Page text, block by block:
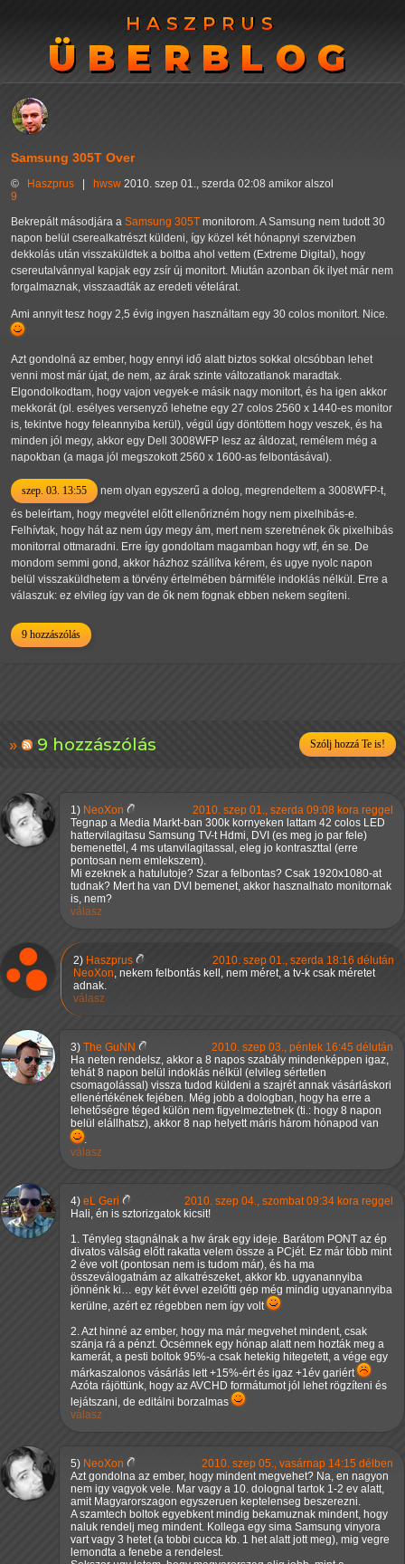
HASZPRUS
ÜBERBLOG
HASZPRUS
ÜBERBLOG
Samsung 305T Over
© Haszprus hwsw 2010. szep 01., szerda 02:08 amikor alszol
9
Bekrepált másodjára a Samsung 305T monitorom. A Samsung nem tudott 30
napon belül cserealkatrészt küldeni, így közel két hónapnyi szervizben
dekkolás után visszaküldtek a boltba ahol vettem (Extreme Digital), hogy
csereutalvánnyal kapjak egy zsír új monitort. Miután azonban ők ilyet már nem
forgalmaznak, visszaadták az eredeti vételárat.
Ami annyit tesz hogy 2,5 évig ingyen használtam egy 30 colos monitort. Nice.
Azt gondolná az ember, hogy ennyi idő alatt biztos sokkal olcsóbban lehet
venni most már újat, de nem, az árak szinte változatlanok maradtak.
Elgondolkodtam, hogy vajon vegyek-e másik nagy monitort, és ha igen akkor
mekkorát (pl. esélyes versenyző lehetne egy 27 colos 2560 x 1440-es monitor
is, tekintve hogy feleannyiba kerül), végül úgy döntöttem hogy veszek, és ha
minden jól megy, akkor egy Dell 3008WFP lesz az áldozat, remélem még a
napokban (a maga jól megszokott 2560 x 1600-as felbontásával).
szep. 03. 13:55
nem olyan egyszerű a dolog, megrendeltem a 3008WFP-t,
és beleírtam, hogy megvétel előtt ellenőrizném hogy nem pixelhibás-e.
Felhívtak, hogy hát az nem úgy megy ám, mert nem szeretnének ők pixelhibás
monitorral ottmaradni. Erre így gondoltam magamban hogy wtf, én se. De
mondom semmi gond, akkor házhoz szállítva kérem, és ugye nyolc napon
belül visszaküldhetem a törvény értelmében bármiféle indoklás nélkül. Erre a
válaszuk: ez elvileg így van de ők nem fognak ebben nekem segíteni.
9 hozzászólás
9 hozzászólás Szólj hozzá Te is!
1) NeoXon
2010. szep 01., szerda 09:08 kora reggel
Tegnap a Media Markt-ban 300k kornyeken lattam 42 colos LED
hattervilagitasu Samsung TV-t Hdmi, DVI (es meg jo par fele)
bemenettel, 4 ms utanvilagitassal, eleg jo kontraszttal (erre
pontosan nem emlekszem).
Mi ezeknek a hatulutoje? Szar a felbontas? Csak 1920x1080-at
tudnak? Mert ha van DVI bemenet, akkor hasznalhato monitornak
is, nem?
válasz
2) Haszprus
2010. szep 01., szerda 18:16 délután
NeoXon, nekem felbontás kell, nem méret, a tv-k csak méretet
adnak.
válasz
3) The GuNN
2010. szep 03., péntek 16:45 délután
Ha neten rendelsz, akkor a 8 napos szabály mindenképpen igaz,
tehát 8 napon belül indoklás nélkül (elvileg sértetlen
csomagolással) vissza tudod küldeni a szajrét annak vásárláskori
ellenértékének fejében. Még jobb a dologban, hogy ha erre a
lehetőségre téged külön nem figyelmeztetnek (ti.: hogy 8 napon
belül elállhatsz), akkor 8 nap helyett máris három hónapod van
.
válasz
4) eL Geri
2010. szep 04., szombat 09:34 kora reggel
Hali, én is sztorizgatok kicsit!
1. Tényleg stagnálnak a hw árak egy ideje. Barátom PONT az ép
divatos válság előtt rakatta velem össze a PCjét. Ez már több mint
2 éve volt (pontosan nem is tudom már), és ha ma
összeválogatnám az alkatrészeket, akkor kb. ugyanannyiba
jönnénk ki… egy két évvel ezelőtti gép még mindig ugyanannyiba
kerülne, azért ez régebben nem így volt
2. Azt hinné az ember, hogy ma már megvehet mindent, csak
szánja rá a pénzt. Öcsémnek egy hónap alatt nem hozták meg a
kamerát, a pesti boltok 95%-a csak hetekig hitegetett, a vége egy
márkaszalonos vásárlás lett +15%-ért és igaz +1év gariért
Azóta rájöttünk, hogy az AVCHD formátumot jól lehet rögzíteni és
lejátszani, de editálni borzalmas
válasz
5) NeoXon
2010. szep 05., vasárnap 14:15 délben
Azt gondolna az ember, hogy mindent megvehet? Na, en nagyon
nem igy vagyok vele. Mar vagy a 10. dolognal tartok 1-2 ev alatt,
amit Magyarorszagon egyszeruen keptelenseg beszerezni.
A szamtech boltok egyebkent mindig bekamuznak mindent, hogy
naluk rendelj meg mindent. Kollega egy sima Samsung vinyora
vart vagy 3 hetet (a tobbi cucca kb. 1 het alatt jott meg), mig vegre
lemondta a fenebe a rendelest.